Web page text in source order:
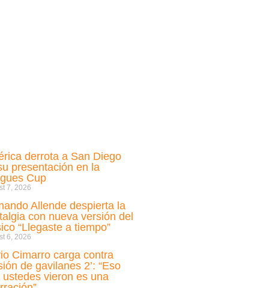
derrota a San Diego
presentación en la
Cup
7, 2026
Allende despierta la
con nueva versión del
“Llegaste a tiempo”
6, 2026
Cimarro carga contra
de gavilanes 2’: “Eso
ustedes vieron es una